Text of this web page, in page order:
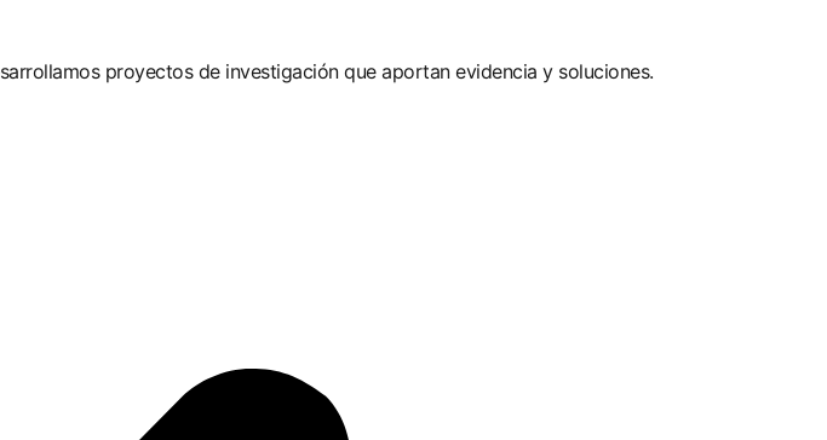
proyectos de investigación que aportan evidencia y soluciones.